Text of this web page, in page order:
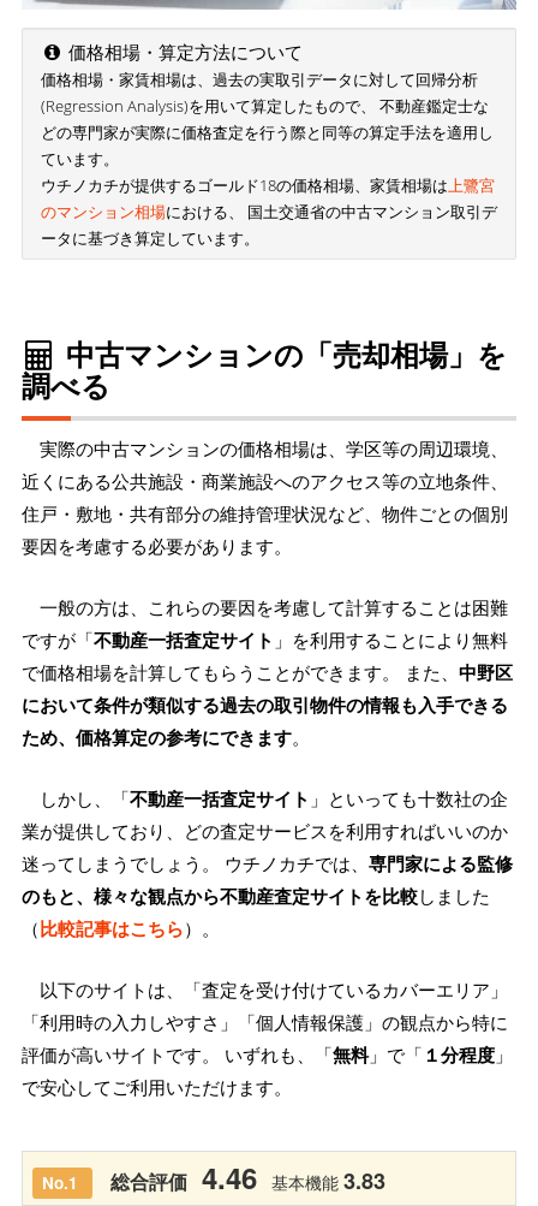
価格相場・算定方法について
価格相場・家賃相場は、過去の実取引データに対して回帰分析
(Regression Analysis)を用いて算定したもので、 不動産鑑定士な
どの専門家が実際に価格査定を行う際と同等の算定手法を適用し
ています。
ウチノカチが提供するゴールド18の価格相場、家賃相場は上鷺宮
のマンション相場における、 国土交通省の中古マンション取引デ
ータに基づき算定しています。
中古マンションの「売却相場」を
調べる
実際の中古マンションの価格相場は、学区等の周辺環境、
近くにある公共施設・商業施設へのアクセス等の立地条件、
住戸・敷地・共有部分の維持管理状況など、物件ごとの個別
要因を考慮する必要があります。
一般の方は、これらの要因を考慮して計算することは困難
ですが「不動産一括査定サイト 」を利用することにより無料
で価格相場を計算してもらうことができます。 また、 中野区
において条件が類似する過去の取引物件の情報も入手できる
ため、価格算定の参考にできます。
しかし、「不動産一括査定サイト 」といっても十数社の企
業が提供しており、どの査定サービスを利用すればいいのか
迷ってしまうでしょう。 ウチノカチでは、 専門家による監修
のもと、様々な観点から不動産査定サイトを比較しました
（比較記事はこちら）。
以下のサイトは、「査定を受け付けているカバーエリア」
「利用時の入力しやすさ」「個人情報保護」の観点から特に
評価が高いサイトです。 いずれも、「無料」で「 １分程度 」
で安心してご利用いただけます。